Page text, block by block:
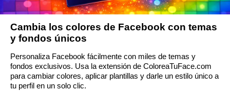
Cambia los colores de Facebook con temas
y fondos únicos
Personaliza Facebook fácilmente con miles de temas y
fondos exclusivos. Usa la extensión de ColoreaTuFace.com
para cambiar colores, aplicar plantillas y darle un estilo único a
tu perfil en un solo clic.